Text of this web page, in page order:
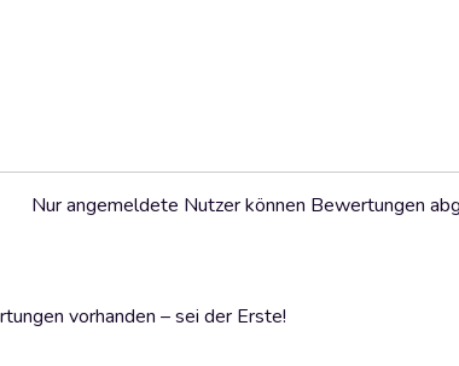
vorhanden – sei der Erste!
Nur angemeldete Nutzer können Bewertungen